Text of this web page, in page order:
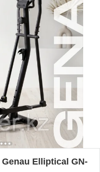
Elliptical GN-